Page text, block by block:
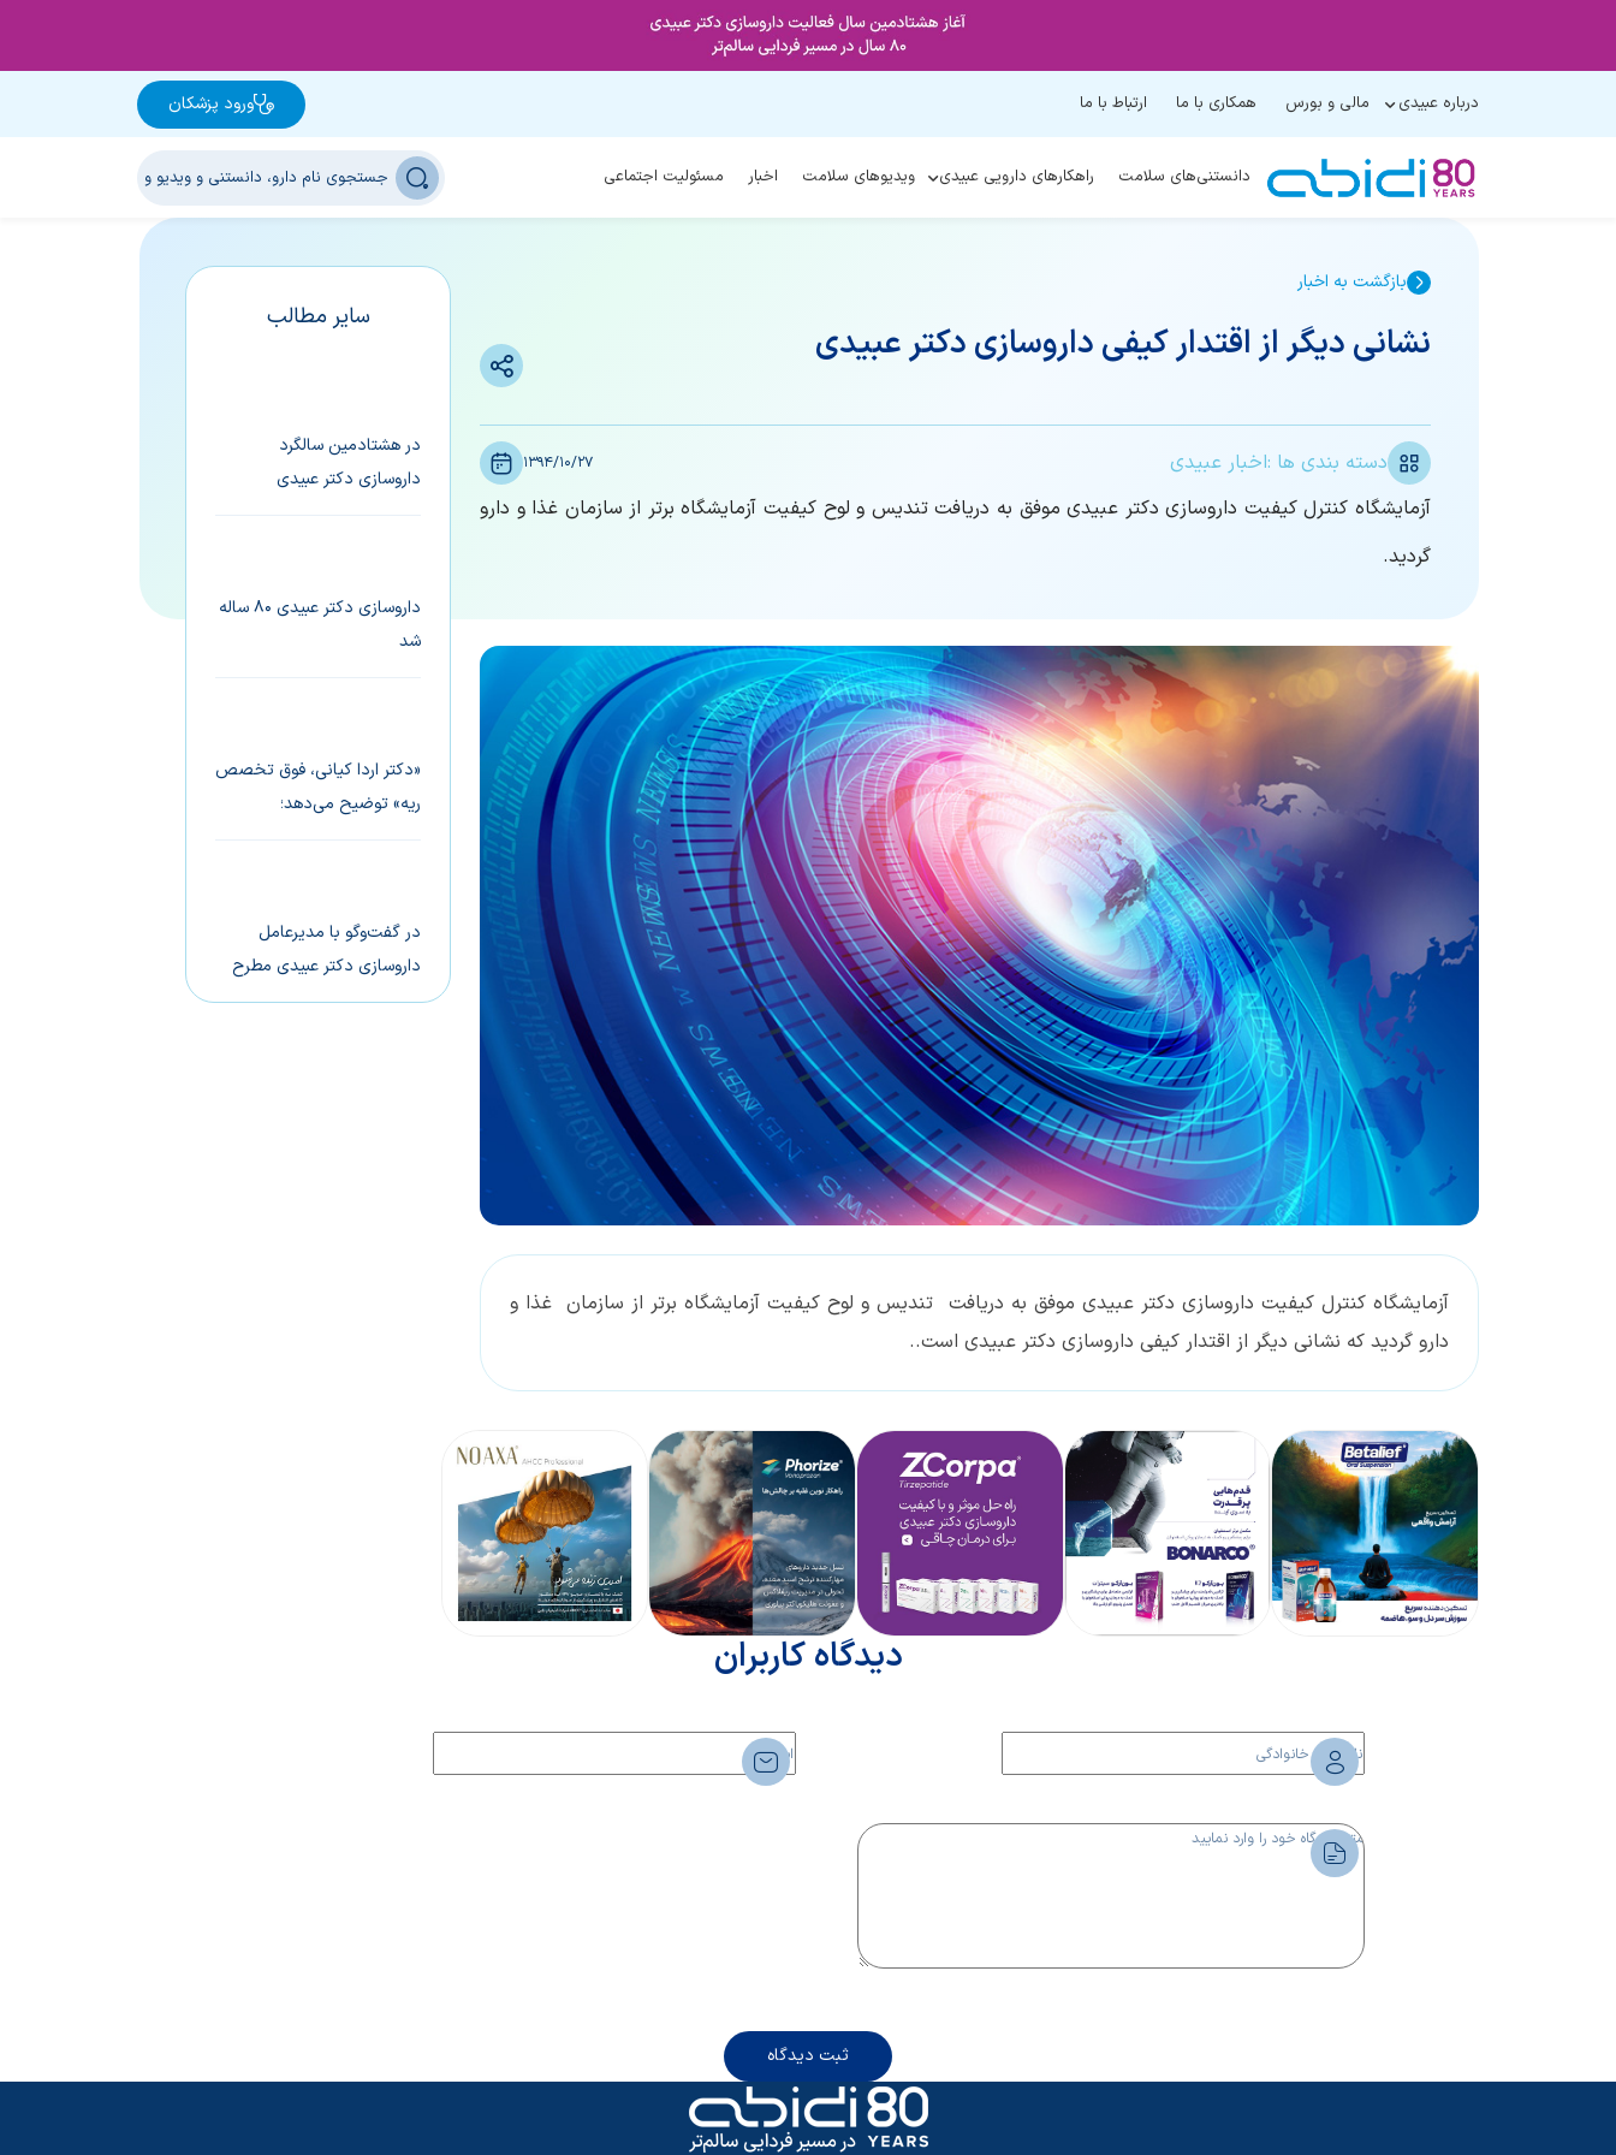
درباره عبیدی مالی و بورس همکاری با ما ارتباط با ما ورود پزشکان
دانستنی‌های سلامت راهکارهای دارویی عبیدی ویدیوهای سلامت اخبار مسئولیت اجتماعی
بازگشت به اخبار
نشانی دیگر از اقتدار کیفی داروسازی دکتر عبیدی
دسته بندی ها :اخبار عبیدی 1394/10/27
آزمایشگاه کنترل کیفیت داروسازی دکتر عبیدی موفق به دریافت تندیس و لوح کیفیت آزمایشگاه برتر از سازمان غذا و دارو
گردید.
آزمایشگاه کنترل کیفیت داروسازی دکتر عبیدی موفق به دریافت تندیس و لوح کیفیت آزمایشگاه برتر از سازمان غذا و
دارو گردید که نشانی دیگر از اقتدار کیفی داروسازی دکتر عبیدی است..
سایر مطالب
در هشتادمین سالگرد
داروسازی دکتر عبیدی
داروسازی دکتر عبیدی ۸۰ ساله
شد
«دکتر اردا کیانی،‌ فوق تخصص
ریه» توضیح می‌دهد؛
در گفت‌وگو با مدیرعامل
داروسازی دکتر عبیدی مطرح
شد؛
دیدگاه کاربران
ثبت دیدگاه